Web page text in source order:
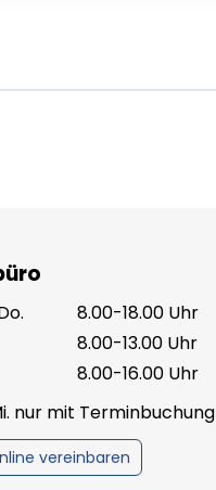
8.00-18.00 Uhr
8.00-13.00 Uhr
8.00-16.00 Uhr
nur mit Terminbuchung
vereinbaren